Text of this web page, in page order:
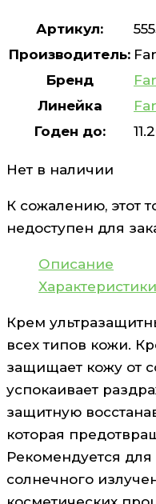
Артикул:
Производитель:
Бренд
Линейка
Годен до:
Нет в наличии
К сожалению, этот
недоступен для
Описание
Характеристики
Крем
всех типов кожи.
защищает кожу от
успокаивает
защитную
которая
Рекомендуется
солнечного